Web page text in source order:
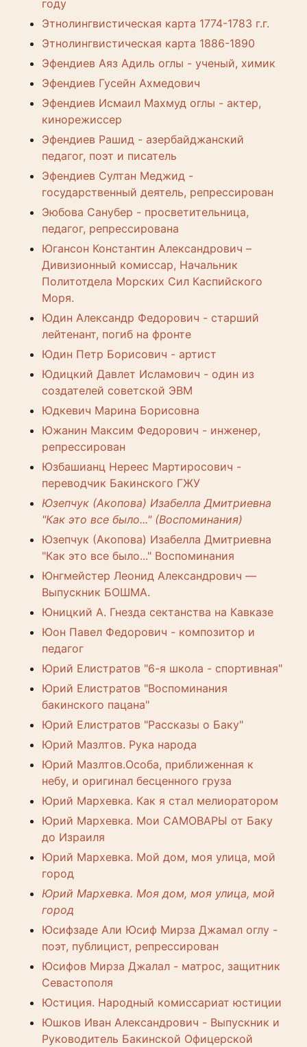
году
Этнолингвистическая карта 1774-1783 г.г.
Этнолингвистическая карта 1886-1890
Эфендиев Аяз Адиль оглы - ученый, химик
Эфендиев Гусейн Ахмедович
Эфендиев Исмаил Махмуд оглы - актер,
кинорежиссер
Эфендиев Рашид - азербайджанский
педагог, поэт и писатель
Эфендиев Султан Меджид -
государственный деятель, репрессирован
Эюбова Санубер - просветительница,
педагог, репрессирована
Югансон Константин Александрович –
Дивизионный комиссар, Начальник
Политотдела Морских Сил Каспийского
Моря.
Юдин Александр Федорович - старший
лейтенант, погиб на фронте
Юдин Петр Борисович - артист
Юдицкий Давлет Исламович - один из
создателей советской ЭВМ
Юдкевич Марина Борисовна
Южанин Максим Федорович - инженер,
репрессирован
Юзбашианц Нереес Мартиросович -
переводчик Бакинского ГЖУ
Юзепчук (Акопова) Изабелла Дмитриевна
"Как это все было..." (Воспоминания)
Юзепчук (Акопова) Изабелла Дмитриевна
"Как это все было..." Воспоминания
Юнгмейстер Леонид Александрович —
Выпускник БОШМА.
Юницкий А. Гнезда сектанства на Кавказе
Юон Павел Федорович - композитор и
педагог
Юрий Елистратов "6-я школа - спортивная"
Юрий Елистратов "Воспоминания
бакинского пацана"
Юрий Елистратов "Рассказы о Баку"
Юрий Мазлтов. Рука народа
Юрий Мазлтов.Особа, приближенная к
небу, и оригинал бесценного груза
Юрий Мархевка. Как я стал мелиоратором
Юрий Мархевка. Мои САМОВАРЫ от Баку
до Израиля
Юрий Мархевка. Мой дом, моя улица, мой
город
Юрий Мархевка. Моя дом, моя улица, мой
город
Юсифзаде Али Юсиф Мирза Джамал оглу -
поэт, публицист, репрессирован
Юсифов Мирза Джалал - матрос, защитник
Севастополя
Юстиция. Народный комиссариат юстиции
Юшков Иван Александрович - Выпускник и
Руководитель Бакинской Офицерской